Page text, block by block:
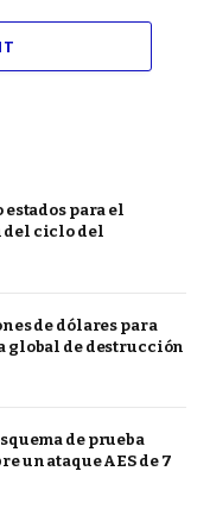
para el
del ciclo del
de dólares para
de destrucción
de prueba
un ataque AES de 7